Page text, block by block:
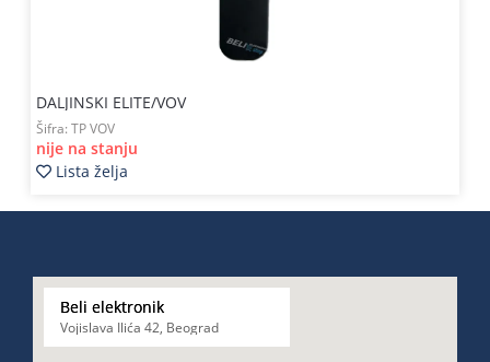
DALJINSKI ELITE/VOV
Šifra: TP VOV
nije na stanju
Lista želja
Beli elektronik
Vojislava Ilića 42, Beograd